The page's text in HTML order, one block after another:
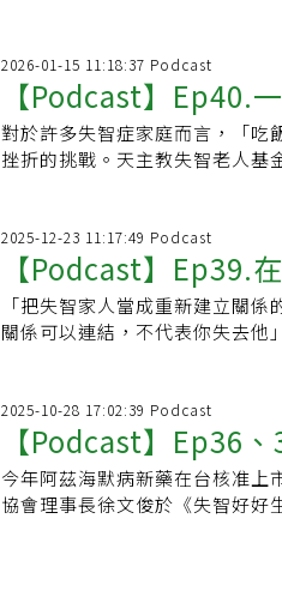
力，並減輕照顧者的負擔。
2026-01-15 11:18:37 Podcast
【Podcast】Ep40.
的長者備餐？吞嚥
對於許多失智症家庭而言，「吃
挫折的挑戰。天主教失智老人基
飯」的尊嚴中。
2025-12-23 11:17:49 Podcast
【Podcast】Ep39.
症的家庭情感試煉
「把失智家人當成重新建立關
關係可以連結，不代表你失去
2025-10-28 17:02:39 Podcast
【Podcast】Ep36
症進入治療新時代
今年阿茲海默病新藥在台核准上
協會理事長徐文俊於《失智好